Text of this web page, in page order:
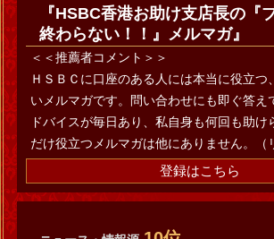
『HSBC香港お助け支店長の『
終わらない！！』メルマガ』
＜＜推薦者コメント＞＞
ＨＳＢＣに口座のある人には本当に役立つ
いメルマガです。問い合わせにも即ぐ答え
ドバイスが毎日あり、私自身も何回も助け
だけ役立つメルマガは他にありません。（
登録はこちら